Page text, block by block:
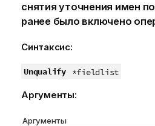
снятия уточнения имен
ранее было включено
Синтаксис:
Unqualify *fieldlist
Аргументы:
Аргументы